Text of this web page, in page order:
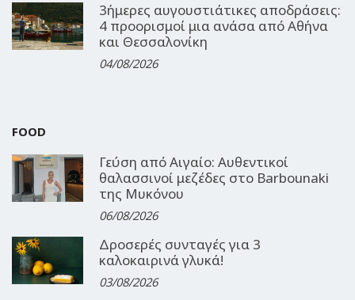
3ήμερες αυγουστιάτικες αποδράσεις:
4 προορισμοί μια ανάσα από Αθήνα
και Θεσσαλονίκη
04/08/2026
FOOD
Γεύση από Αιγαίο: Αυθεντικοί
θαλασσινοί μεζέδες στο Barbounaki
της Μυκόνου
06/08/2026
Δροσερές συνταγές για 3
καλοκαιρινά γλυκά!
03/08/2026